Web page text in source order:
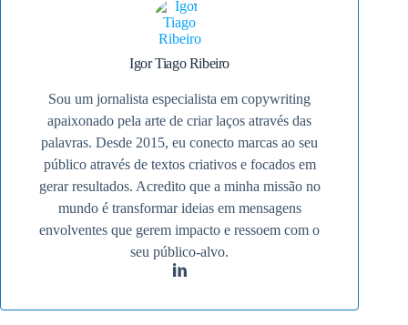
Igor Tiago Ribeiro
Sou um jornalista especialista em copywriting
apaixonado pela arte de criar laços através das
palavras. Desde 2015, eu conecto marcas ao seu
público através de textos criativos e focados em
gerar resultados. Acredito que a minha missão no
mundo é transformar ideias em mensagens
envolventes que gerem impacto e ressoem com o
seu público-alvo.